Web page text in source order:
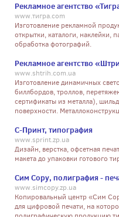
Рекламное агентство
www.тигра.com
Изготовление рекламной
открытки, каталоги, наклейки,
обработка фотографий.
Рекламное агентство
www.shtrih.com.ua
Изготовление динамичных
биллбордов, троллов,
сертификаты из металла),
поверхности.
С-Принт, типография
www.sprint.zp.ua
Дизайн, верстка, офсетная
макета до упаковки готового
Сим Сору, полиграфия -
www.simcopy.zp.ua
Копировальный центр «Сим
для цифровой печати, на